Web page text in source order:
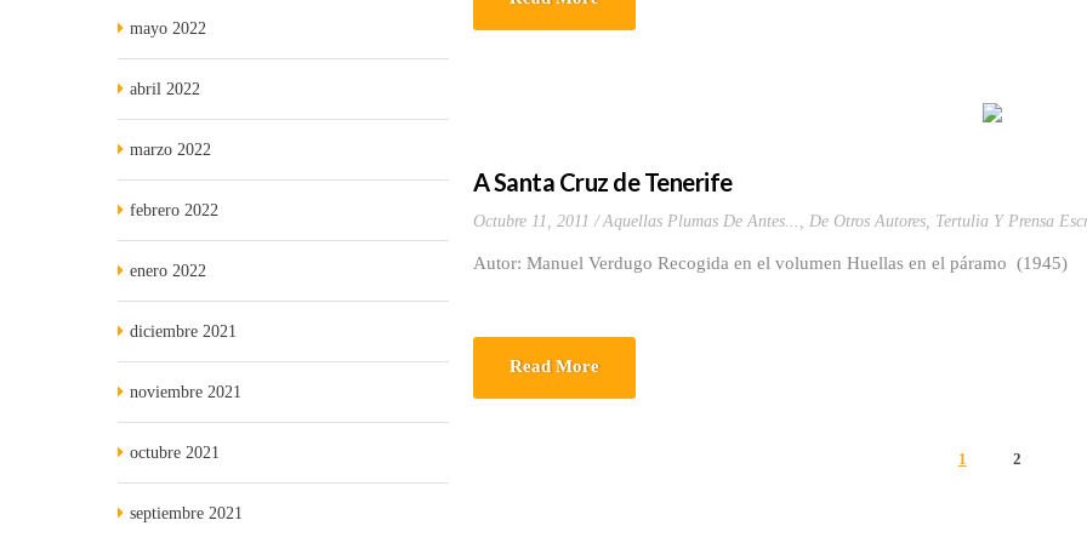
A Santa Cruz de Tenerife
Octubre 11, 2011 Aquellas Plumas De Antes... , De Otros Autores, Tertulia Y Prensa
Autor: Manuel Verdugo Recogida en el volumen Huellas en el páramo (1945)
Read More
1 2
mayo 2022
abril 2022
marzo 2022
febrero 2022
enero 2022
diciembre 2021
noviembre 2021
octubre 2021
septiembre 2021